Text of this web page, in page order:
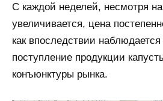
С каждой неделей, несмотря на
увеличивается, цена
как впоследствии
поступление продукции
конъюнктуры рынка.